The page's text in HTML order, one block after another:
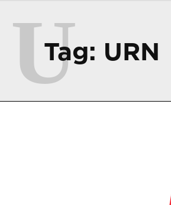
Tag: URN
U